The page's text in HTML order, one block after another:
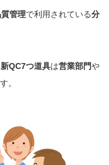
管理で利用されている分
新QC7つ道具は営業部門や
。